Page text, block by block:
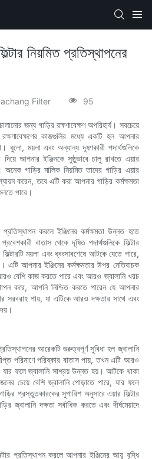
নিয়মিত প্রতিস্থাপনের
Filter 95
জন্য গাড়ির রক্ষণাবেক্ষণ অপরিহার্য। সবচেয়ে
কাজগুলির মধ্যে একটি হল আপনার
ধুলো, ময়লা এবং অন্যান্য দূষণকারী পদার্থগুলিকে
আপনার ইঞ্জিনকে সুষ্ঠুভাবে চালু রাখতে এয়ার
অনেক গাড়ির মালিক নিয়মিত তাদের গাড়ির এয়ার
করেন, তবে এটি করা আপনার গাড়ির কর্মক্ষমতা
পারে।
করলে ইঞ্জিনের কর্মক্ষমতা উন্নত হতে
বাতাস থেকে দূষিত পদার্থগুলিকে ফিল্টার
ময়লা এবং ধ্বংসাবশেষে আটকে যেতে পারে,
এটি আপনার ইঞ্জিনের কর্মক্ষমতার উপর নেতিবাচক
বেশি কাজ করতে পারে এবং আরও জ্বালানি খরচ
করে, আপনি নিশ্চিত করতে পারেন যে আপনার
সরবরাহ পায়, যা এটিকে আরও দক্ষতার সাথে এবং
আরেকটি গুরুত্বপূর্ণ সুবিধা হল জ্বালানি
পরিমাণে পরিষ্কার বাতাস পায়, তখন এটি আরও
যার ফলে জ্বালানি সাশ্রয় উন্নত হয়। আটকে থাকা
চেয়ে বেশি জ্বালানি পোড়াতে পারে, যার ফলে
প্রস্তুতকারকের সুপারিশ অনুসারে এয়ার ফিল্টার
দক্ষতা সর্বাধিক করতে এবং দীর্ঘমেয়াদে
প্রতিস্থাপন করলে আপনার ইঞ্জিনের আয়ু বৃদ্ধি